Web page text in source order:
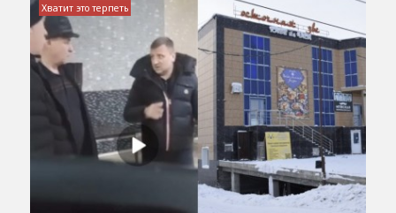
Хватит это терпеть